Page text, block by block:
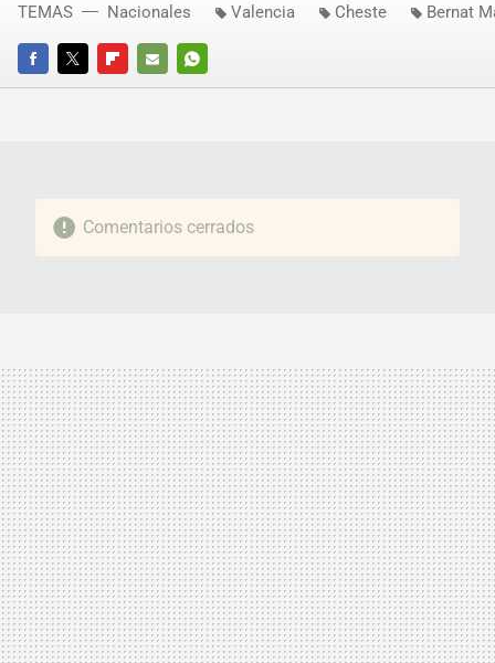
FACEBOOKTWITTERFLIPBOARD
E-
WHATSAPP
TEMAS Nacionales Valencia Cheste Bernat
Comentarios cerrados